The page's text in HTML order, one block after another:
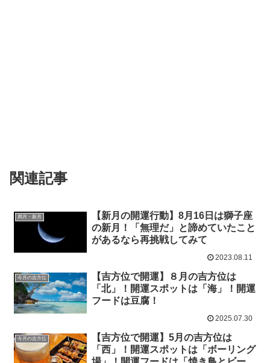
関連記事
満月・新月
【新月の開運行動】8月16日は獅子座
の新月！「無理だ」と諦めていたこと
があるなら再挑戦してみて
2023.08.11
今月の吉方位
【吉方位で開運】８月の吉方位は
「北」！開運スポットは「海」！開運
フードは豆腐！
2025.07.30
今月の吉方位
【吉方位で開運】5月の吉方位は
「西」！開運スポットは「ボーリング